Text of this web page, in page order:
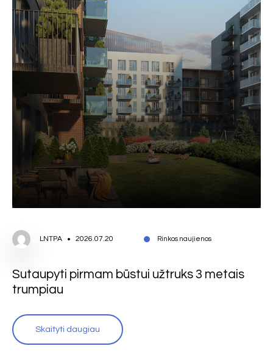
LNTPA 2026.07.20 Rinkos naujienos
Sutaupyti pirmam būstui užtruks 3 metais
trumpiau
Skaityti daugiau